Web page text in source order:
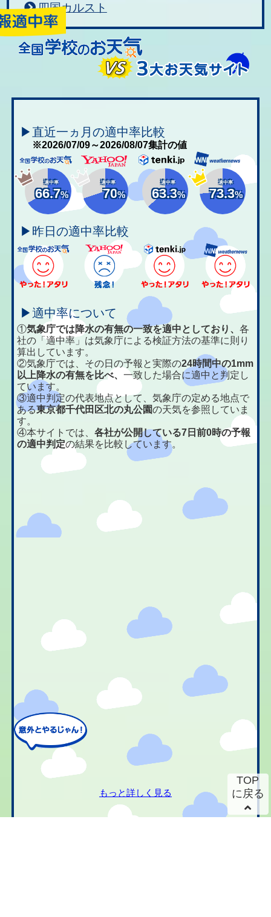
四国カルスト
▶直近一ヵ月の適中率比較
※2026/07/09～2026/08/07集計の値
適中率
66.7%
適中率
70%
適中率
63.3%
適中率
73.3%
▶昨日の適中率比較
▶適中率について
①気象庁では降水の有無の一致を適中としており、各
社の「適中率」は気象庁による検証方法の基準に則り
算出しています。
②気象庁では、その日の予報と実際の24時間中の1mm
以上降水の有無を比べ、一致した場合に適中と判定し
ています。
③適中判定の代表地点として、気象庁の定める地点で
ある東京都千代田区北の丸公園の天気を参照していま
す。
④本サイトでは、各社が公開している7日前0時の予報
の適中判定の結果を比較しています。
もっと詳しく見る
TOP
に戻る